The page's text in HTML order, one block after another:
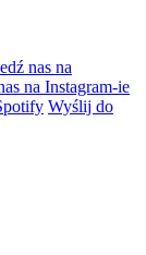
nas na
na Instagram-ie
Wyślij do